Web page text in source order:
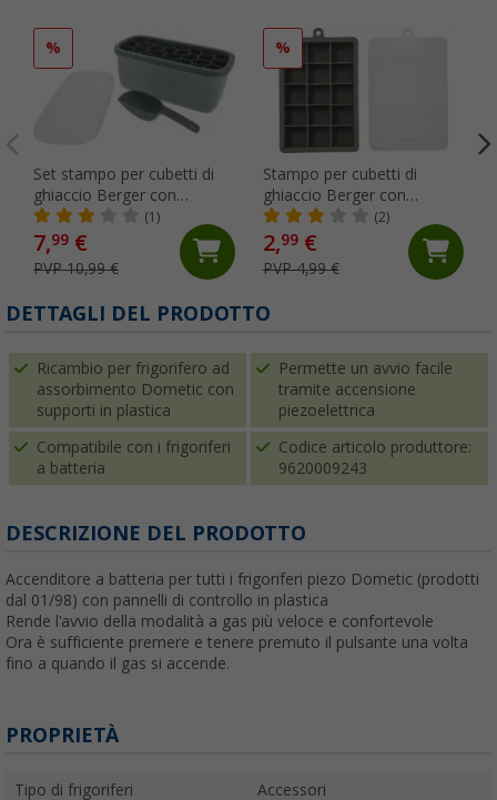
%
Set stampo per cubetti di
ghiaccio Berger con
stampo, contenitore,
coperchio e paletta verde
(1)
7,99 €
PVP 10,99 €
%
Stampo per cubetti di
ghiaccio Berger con
coperchio grigio(2)
2,99€
PVP 4,99 €
DETTAGLI DEL PRODOTTO
Ricambio per frigorifero ad
assorbimento Dometic con
supporti in plastica
Permette un avvio facile
tramite accensione
piezoelettrica
Compatibile con i frigoriferi
a batteria
Codice articolo produttore:
9620009243
DESCRIZIONE DEL PRODOTTO
Accenditore a batteria per tutti i frigoriferi piezo Dometic (prodotti
dal 01/98) con pannelli di controllo in plastica
Rende l'avvio della modalità a gas più veloce e confortevole
Ora è sufficiente premere e tenere premuto il pulsante una volta
fino a quando il gas si accende.
PROPRIETÀ
Tipo di frigoriferi Accessori